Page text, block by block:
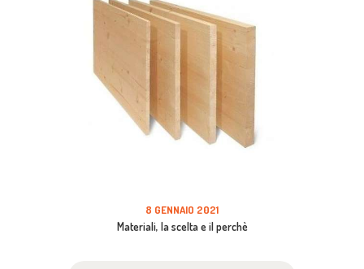
8 GENNAIO 2021
Materiali, la scelta e il perchè